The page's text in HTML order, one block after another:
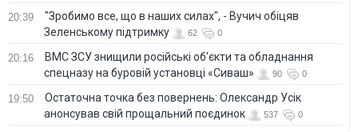
20:39
"Зробимо все, що в наших силах", - Вучич обіцяв
Зеленському підтримку
62 0
20:16
ВМС ЗСУ знищили російські об'єкти та обладнання
спецназу на буровій установці «Сиваш»
90 0
19:50
Остаточна точка без повернень: Олександр Усік
анонсував свій прощальний поєдинок
537 0